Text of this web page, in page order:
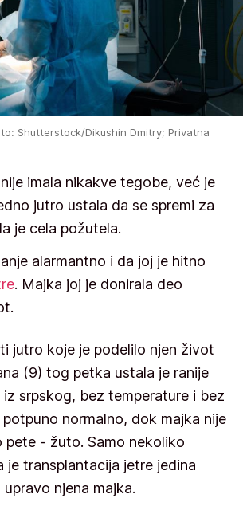
Shutterstock/Dikushin Dmitry; Privatna
imala nikakve tegobe, već je
jutro ustala da se spremi za
je cela požutela.
alarmantno i da joj je hitno
. Majka joj je donirala deo
jutro koje je podelilo njen život
(9) tog petka ustala je ranije
srpskog, bez temperature i bez
normalno, dok majka nije
- žuto. Samo nekoliko
je transplantacija jetre jedina
njena majka.